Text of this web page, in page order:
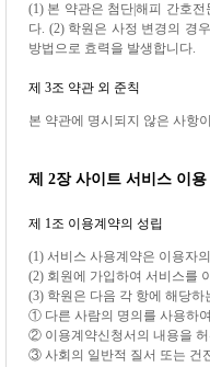
(1) 본 약관은 첨단|해피 간호
다. (2) 학원은 사정 변경의 경
방법으로 효력을 발생합니다.
제 3조 약관 외 준칙
본 약관에 명시되지 않은 사항
제 2장 사이트 서비스 이용
제 1조 이용계약의 성립
(1) 서비스 사용계약은 이용자
(2) 회원에 가입하여 서비스를
(3) 학원은 다음 각 항에 해당
① 다른 사람의 명의를 사용하
② 이용계약신청서의 내용을
③ 사회의 일반적 질서 또는 건